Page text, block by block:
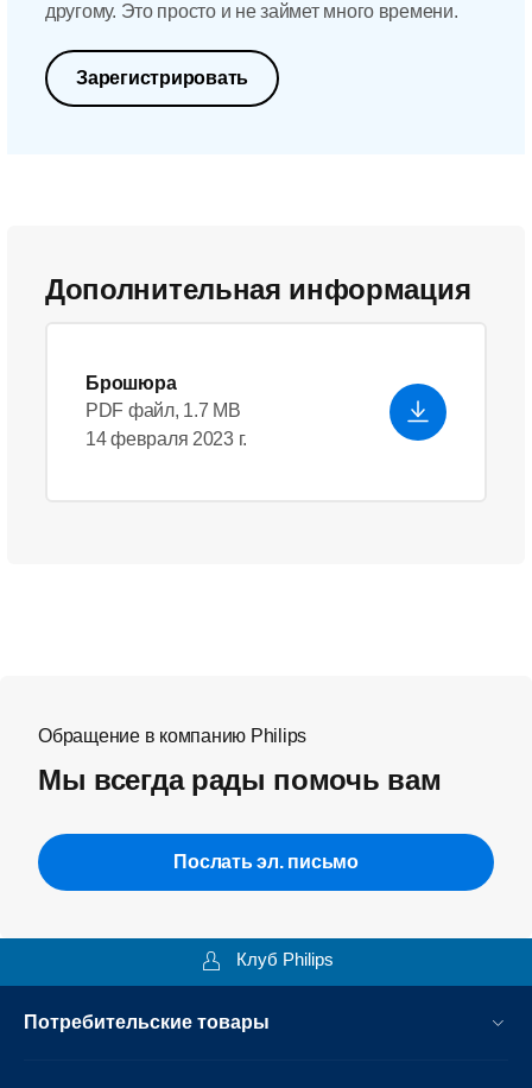
другому. Это просто и не займет много времени.
Зарегистрировать
Дополнительная информация
Брошюра
PDF файл, 1.7 MB
14 февраля 2023 г.
Обращение в компанию Philips
Мы всегда рады помочь вам
Послать эл. письмо
Клуб Philips
Потребительские товары